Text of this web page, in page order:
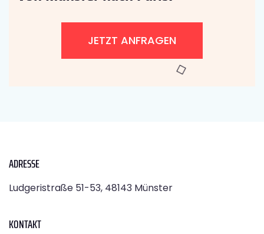
JETZT ANFRAGEN
ADRESSE
Ludgeristraße 51-53, 48143 Münster
KONTAKT